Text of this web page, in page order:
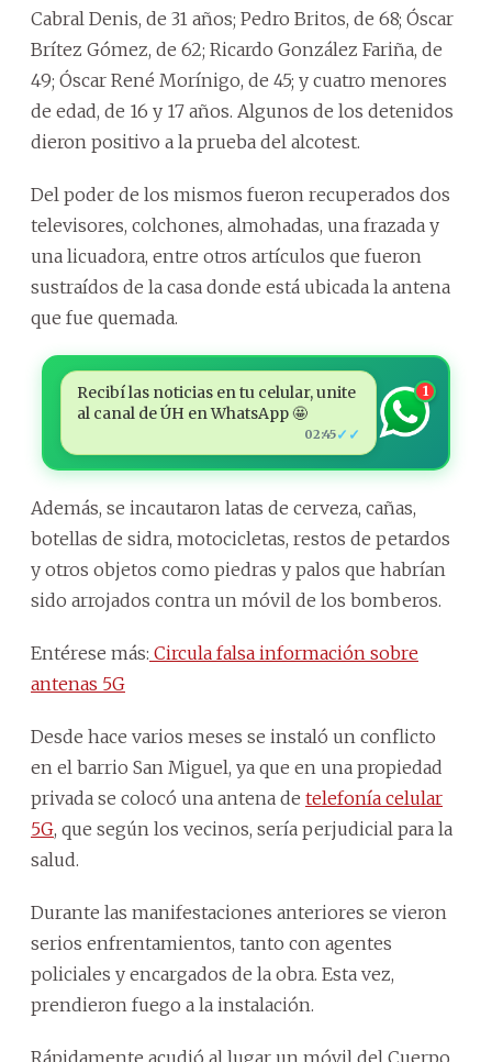
Cabral Denis, de 31 años; Pedro Britos, de 68; Óscar
Brítez Gómez, de 62; Ricardo González Fariña, de
49; Óscar René Morínigo, de 45; y cuatro menores
de edad, de 16 y 17 años. Algunos de los detenidos
dieron positivo a la prueba del alcotest.
Del poder de los mismos fueron recuperados dos
televisores, colchones, almohadas, una frazada y
una licuadora, entre otros artículos que fueron
sustraídos de la casa donde está ubicada la antena
que fue quemada.
Recibí las noticias en tu celular, unite
al canal de ÚH en WhatsApp 🤩
02:45✓✓
1
Además, se incautaron latas de cerveza, cañas,
botellas de sidra, motocicletas, restos de petardos
y otros objetos como piedras y palos que habrían
sido arrojados contra un móvil de los bomberos.
Entérese más: Circula falsa información sobre
antenas 5G
Desde hace varios meses se instaló un conflicto
en el barrio San Miguel, ya que en una propiedad
privada se colocó una antena de telefonía celular
5G, que según los vecinos, sería perjudicial para la
salud.
Durante las manifestaciones anteriores se vieron
serios enfrentamientos, tanto con agentes
policiales y encargados de la obra. Esta vez,
prendieron fuego a la instalación.
Rápidamente acudió al lugar un móvil del Cuerpo